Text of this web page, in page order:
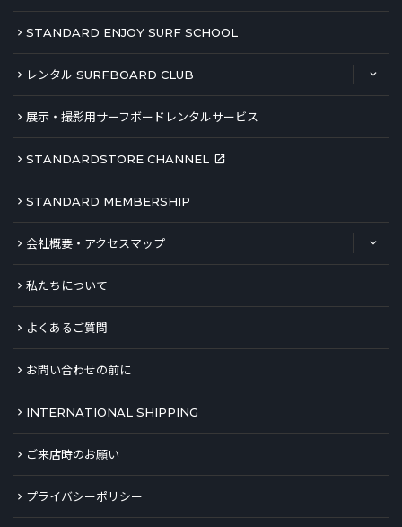
STANDARD ENJOY SURF SCHOOL
レンタル SURFBOARD CLUB
展示・撮影用サーフボードレンタルサービス
STANDARDSTORE CHANNEL
STANDARD MEMBERSHIP
会社概要・アクセスマップ
私たちについて
よくあるご質問
お問い合わせの前に
INTERNATIONAL SHIPPING
ご来店時のお願い
プライバシーポリシー